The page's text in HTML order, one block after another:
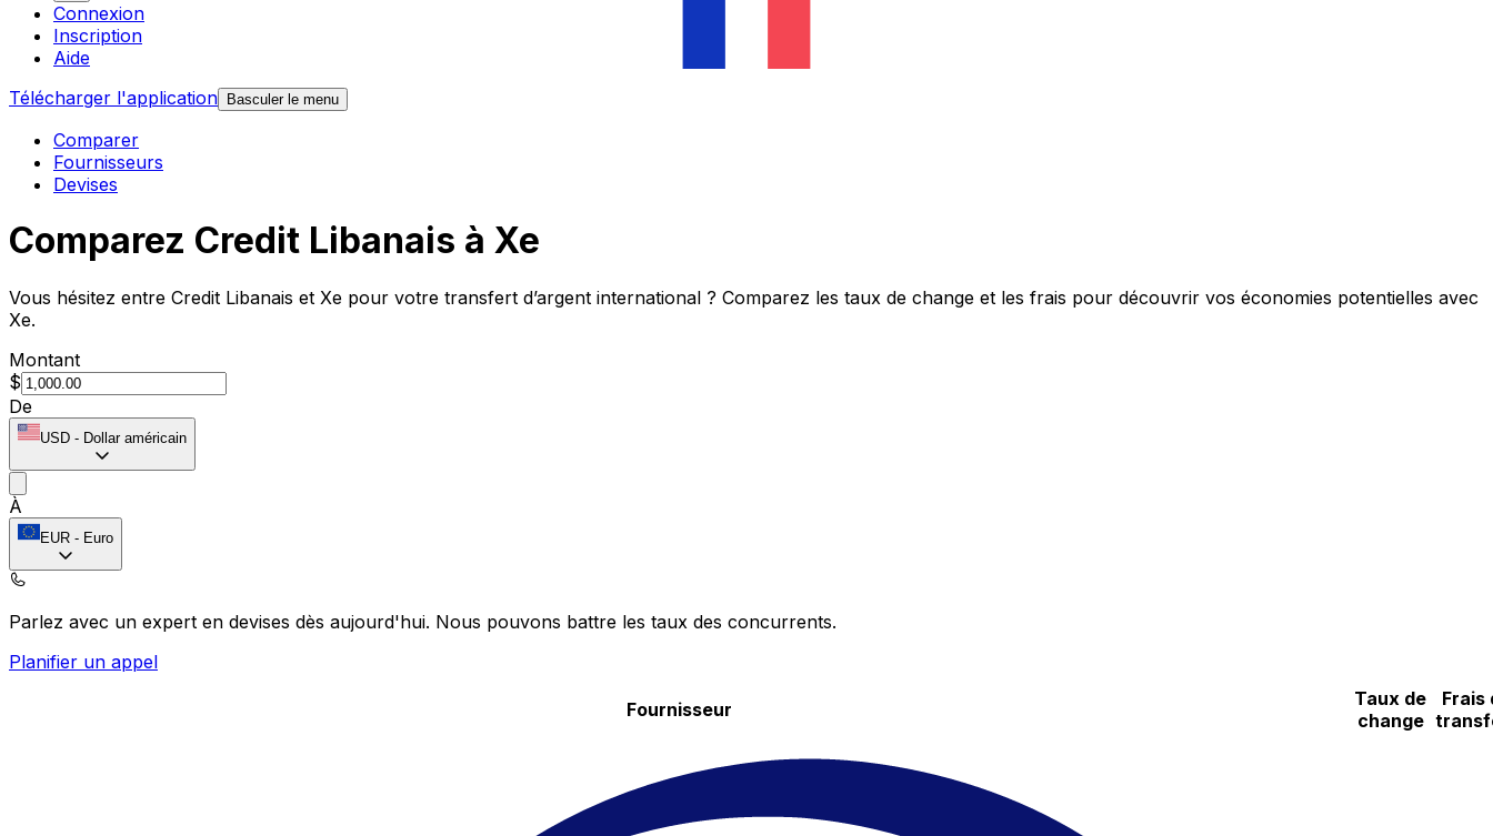
Connexion
Inscription
Aide
Télécharger l'application Basculer le menu
Comparer
Fournisseurs
Devises
Comparez Credit Libanais à Xe
Vous hésitez entre Credit Libanais et Xe pour votre transfert d’argent international ? Comparez les taux de change et les frais pour découvrir vos économies potentielles avec
Xe.
Montant
$
De
USD - Dollar américain
À
EUR - Euro
Parlez avec un expert en devises dès aujourd'hui. Nous pouvons battre les taux des concurrents.
Planifier un appel
Fournisseur
Taux de
change
Frais